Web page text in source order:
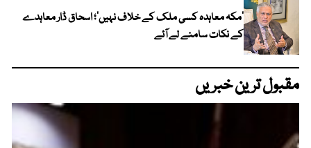
‘مکہ معاہدہ کسی ملک کے خلاف نہیں’؛ اسحاق ڈار معاہدے
کے نکات سامنے لے آئے
مقبول ترین خبریں